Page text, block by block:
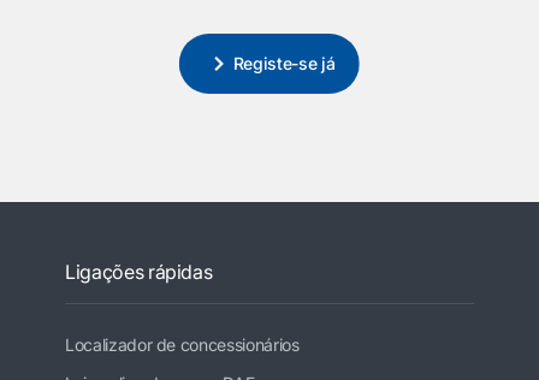
Registe-se já
Ligações rápidas
Localizador de concessionários